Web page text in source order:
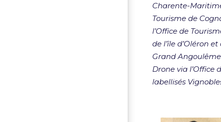
Charente-
Tourisme de
l’Office de
de l’île d’Oléron
Grand
Drone via l’Office
labellisés